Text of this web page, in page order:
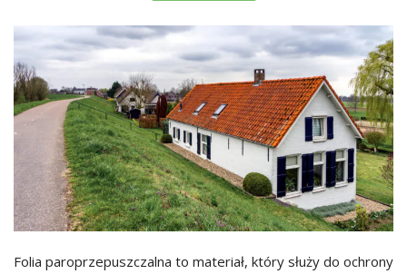
Folia paroprzepuszczalna to materiał, który służy do ochrony